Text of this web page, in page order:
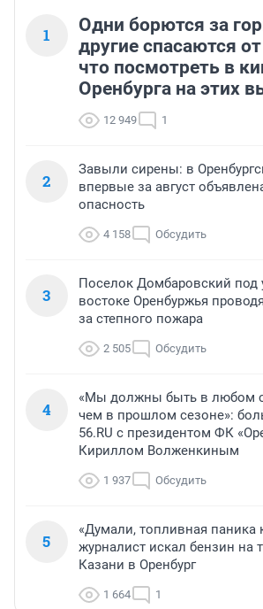
1
Одни борются за
другие спасаются
что посмотреть в
Оренбурга на этих
12 949 1
2
Завыли сирены: в
впервые за август
опасность
4 158 Обсудить
3
Поселок Домбаровский под
востоке Оренбуржья
за степного пожара
2 505 Обсудить
4
«Мы должны быть в любом
чем в прошлом сезоне»:
56.RU с президентом ФК
Кириллом Волженкиным
1 937 Обсудить
5
«Думали, топливная паника
журналист искал бензин на
Казани в Оренбург
1 664 1